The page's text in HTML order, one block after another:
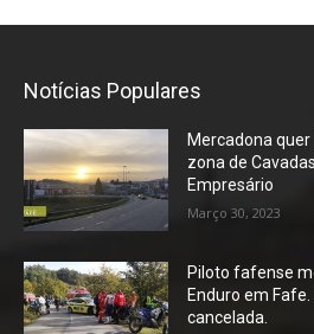
Notícias Populares
Mercadona
zona de
Empresário
Março 30, 2023
Piloto fafense
Enduro em
cancelada.